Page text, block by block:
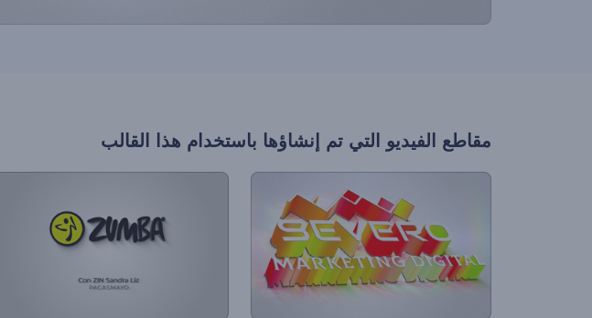
مقاطع الفيديو التي تم إنشاؤها باستخدام هذا القالب